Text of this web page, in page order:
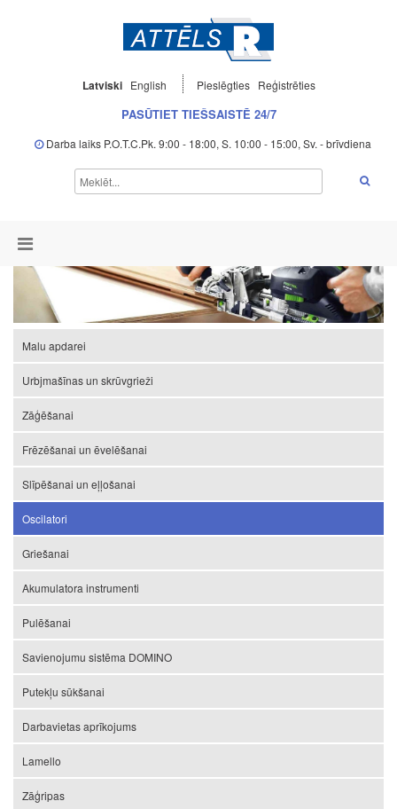
Latviski English Pieslēgties Reģistrēties
PASŪTIET TIEŠSAISTĒ 24/7
Darba laiks P.O.T.C.Pk. 9:00 - 18:00, S. 10:00 - 15:00, Sv. - brīvdiena
Malu apdarei
Urbjmašīnas un skrūvgrieži
Zāģēšanai
Frēzēšanai un ēvelēšanai
Slīpēšanai un eļļošanai
Oscilatori
Griešanai
Akumulatora instrumenti
Pulēšanai
Savienojumu sistēma DOMINO
Putekļu sūkšanai
Darbavietas aprīkojums
Lamello
Zāģripas